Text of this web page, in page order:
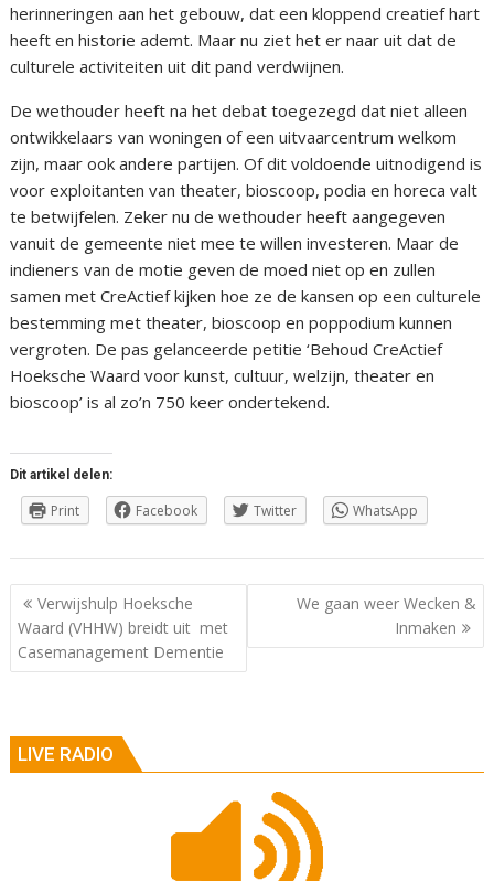
herinneringen aan het gebouw, dat een kloppend creatief hart
heeft en historie ademt. Maar nu ziet het er naar uit dat de
culturele activiteiten uit dit pand verdwijnen.
De wethouder heeft na het debat toegezegd dat niet alleen
ontwikkelaars van woningen of een uitvaarcentrum welkom
zijn, maar ook andere partijen. Of dit voldoende uitnodigend is
voor exploitanten van theater, bioscoop, podia en horeca valt
te betwijfelen. Zeker nu de wethouder heeft aangegeven
vanuit de gemeente niet mee te willen investeren. Maar de
indieners van de motie geven de moed niet op en zullen
samen met CreActief kijken hoe ze de kansen op een culturele
bestemming met theater, bioscoop en poppodium kunnen
vergroten. De pas gelanceerde petitie ‘Behoud CreActief
Hoeksche Waard voor kunst, cultuur, welzijn, theater en
bioscoop’ is al zo’n 750 keer ondertekend.
Dit artikel delen:
Print Facebook Twitter WhatsApp
Berichtnavigatie
Verwijshulp Hoeksche
Waard (VHHW) breidt uit met
Casemanagement Dementie
We gaan weer Wecken &
Inmaken
LIVE RADIO